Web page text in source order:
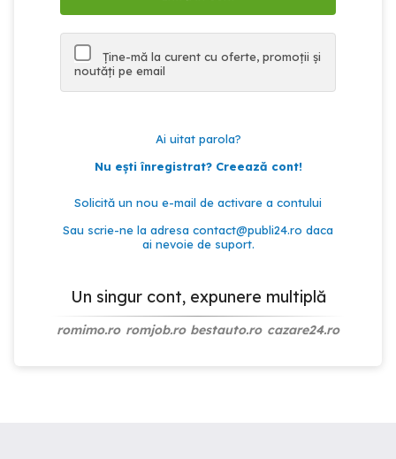
Ține-mă la curent cu oferte, promoții și
noutăți pe email
Ai uitat parola?
Nu ești înregistrat? Creează cont!
Solicită un nou e-mail de activare a contului
Sau scrie-ne la adresa contact@publi24.ro daca
ai nevoie de suport.
Un singur cont, expunere multiplă
romimo.ro romjob.ro bestauto.ro cazare24.ro